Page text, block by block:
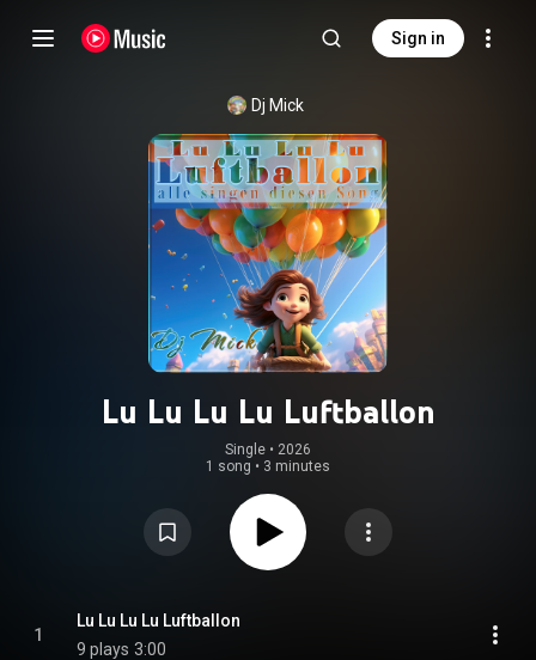
Sign in
Dj Mick
Lu Lu Lu Lu Luftballon
Single • 2026
1 song • 3 minutes
1
Lu Lu Lu Lu Luftballon
9 plays 3:00